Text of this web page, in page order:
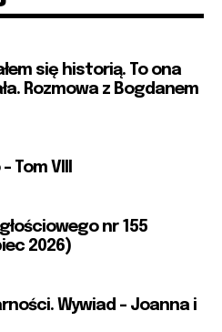
się historią. To ona
Rozmowa z Bogdanem
Tom VIII
nr 155
2026)
Wywiad – Joanna i